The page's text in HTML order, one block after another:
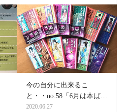
今の自分に出来るこ
と・・no.58「6月は本ば…
2020.06.27